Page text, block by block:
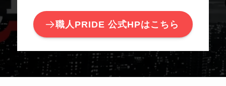
職人PRIDE 公式HPはこちら